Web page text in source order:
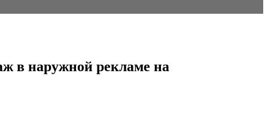
в наружной рекламе на